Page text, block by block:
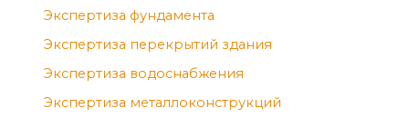
Экспертиза фундамента
Экспертиза перекрытий здания
Экспертиза водоснабжения
Экспертиза металлоконструкций